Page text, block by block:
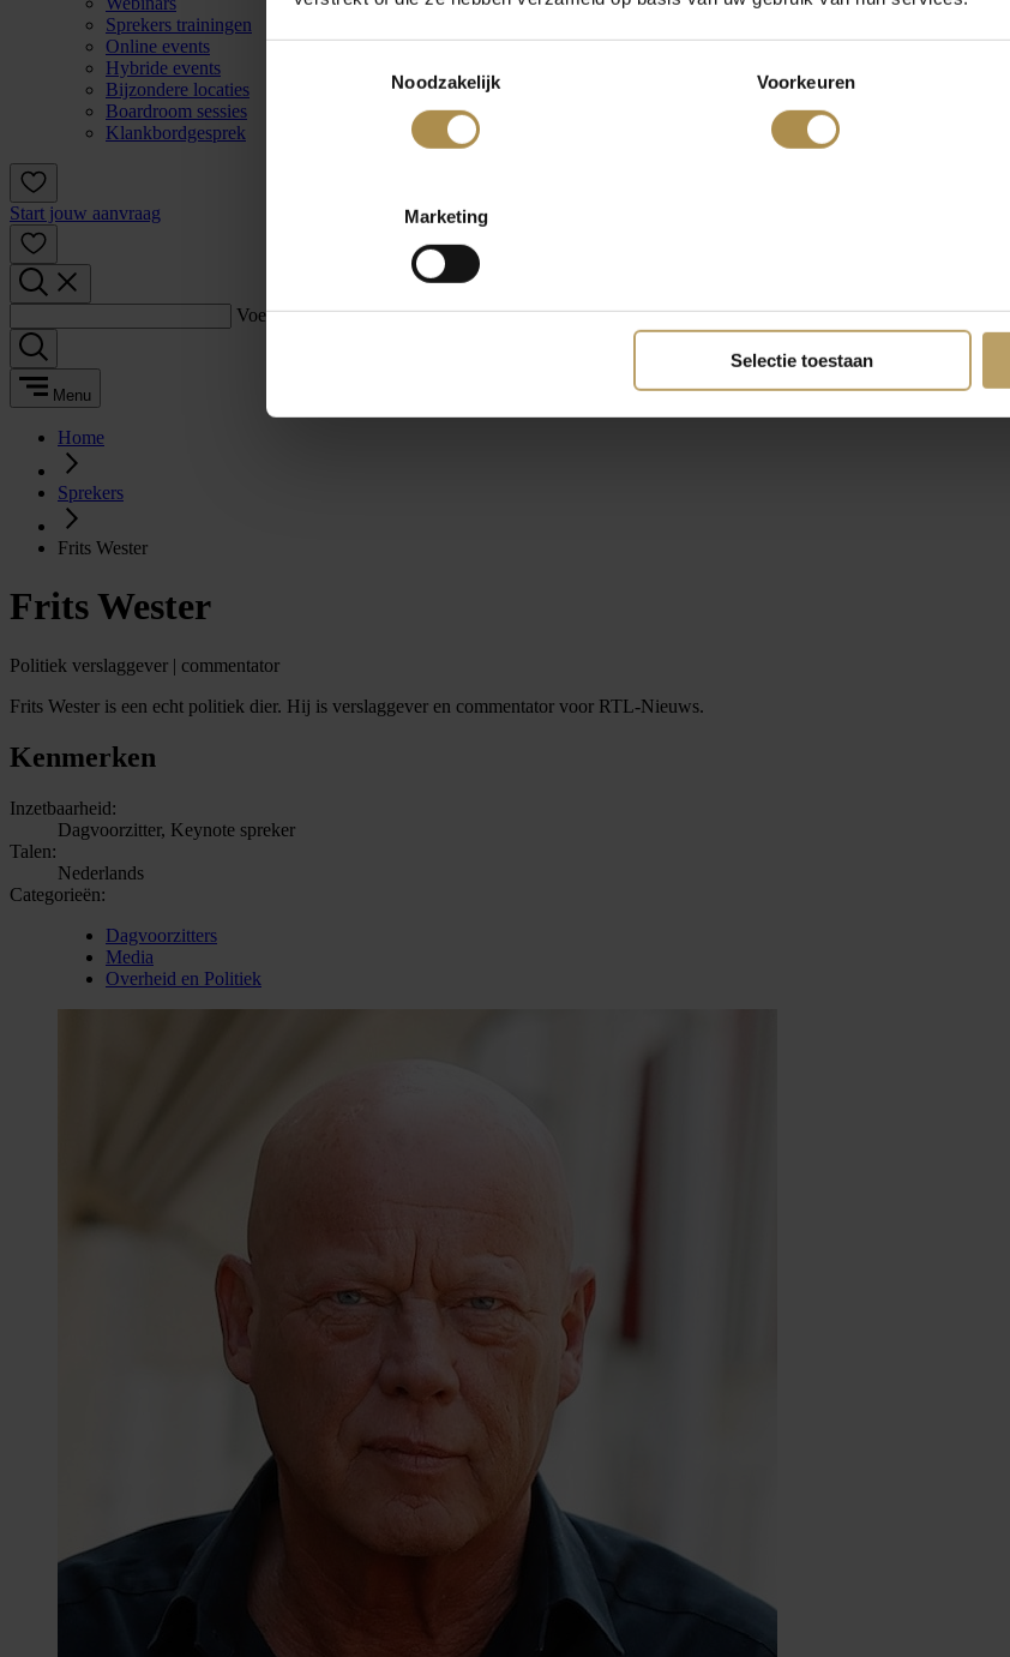
Noodzakelijk
Voorkeuren
Marketing
Selectie toestaan
Sprekers trainingen
Online events
Hybride events
Bijzondere locaties
Boardroom sessies
Klankbordgesprek
Start jouw aanvraag
Voer een zoekterm in:
Menu
Home
Sprekers
Frits Wester
Frits Wester
Politiek verslaggever | commentator
Frits Wester is een echt politiek dier. Hij is verslaggever en commentator voor RTL-Nieuws.
Kenmerken
Inzetbaarheid:
Dagvoorzitter, Keynote spreker
Talen:
Nederlands
Categorieën:
Dagvoorzitters
Media
Overheid en Politiek